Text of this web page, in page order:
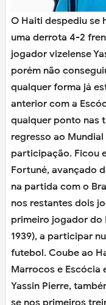
O Haiti despediu se
uma derrota 4-2
jogador vizelense
porém não
qualquer forma já
anterior com a
qualquer ponto nas
regresso ao
participação. Ficou
Fortuné, avançado
na partida com o
nos restantes dois
primeiro jogador do
1939), a participar
futebol. Coube ao
Marrocos e Escócia
Yassin Pierre,